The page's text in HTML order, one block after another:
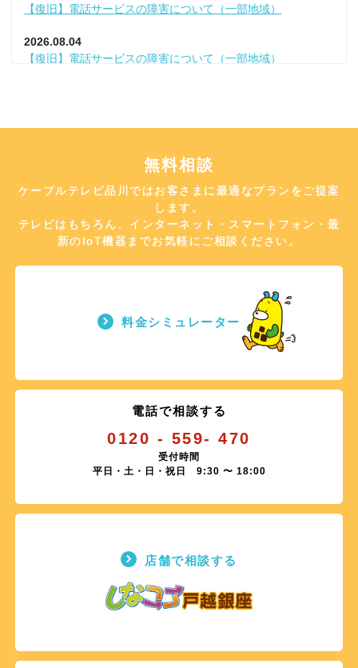
2026.05.18
2026.05.14
【重要】弊社によるご訪問やお電話について
ケーブルプラスSTB-2ファームウェア更新のお知らせ
「BS10プレミアム」放送設備の切り替えに関するお知らせ
「女性チャンネル♪LaLa TV」名称・ロゴ変更について
【更新】「テレビ・プッシュ」一部サービス終了のお知らせ
2026.03.16
【復旧】電話サービスの障害について（一部地域）
2026.08.04
【復旧】電話サービスの障害について（一部地域）
【緊急8/5】テレビサービス一時休止のお知らせ
2026.08.04
【復旧】テレビサービスの障害について
2026.08.04
【復旧】サービスの障害について（一部地域）
【復旧】電話サービスの障害について（一部地域）
2026.07.30
【9/29】テレビサービス一時休止のお知らせ
【8/7】伝送路メンテナンス（一部地域）
無料相談
ケーブルテレビ品川ではお客さまに最適なプランをご提案
します。
テレビはもちろん、インターネット・スマートフォン・最
新のIoT機器までお気軽にご相談ください。
料金シミュレーター
電話で相談する
0120 - 559- 470
受付時間
平日・土・日・祝日 9:30 〜 18:00
店舗で相談する